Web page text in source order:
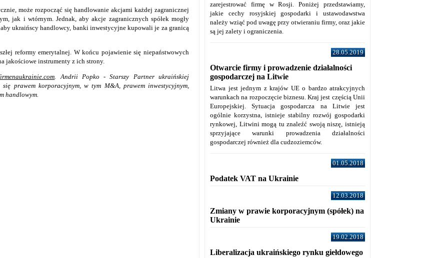
może rozpocząć się handlowanie akcjami każdej zagranicznej
jak i wtórnym. Jednak, aby akcje zagranicznych spółek mogły
ukraińscy handlowcy, banki inwestycyjne kupowali je za granicą
reformy emerytalnej. W końcu pojawienie się niepaństwowych
jakościowe instrumenty z ich strony.
. Andrii Popko - Starszy Partner ukraińskiej
prawem korporacyjnym, w tym M&A, prawem inwestycyjnym,
handlowym.
zarejestrować firmę w Rosji. Poniżej przedstawiamy,
jakie cechy rosyjskiej gospodarki i ustawodawstwa
należy wziąć pod uwagę przy otwieraniu firmy, oraz jakie
są jej zalety i ograniczenia.
28.05.2019
Otwarcie firmy i prowadzenie działalności
gospodarczej na Litwie
Litwa jest jednym z krajów UE o bardzo atrakcyjnych
warunkach na rozpoczęcie biznesu. Kraj jest częścią Unii
Europejskiej. Sytuacja gospodarcza na Litwie jest
ogólnie korzystna, istnieje stabilny rozwój gospodarki
rynkowej, Litwini mogą tu znaleźć swoją niszę, istnieją
sprzyjające warunki prowadzenia działalności
gospodarczej również dla cudzoziemców.
01.05.2018
Podatek VAT na Ukrainie
12.03.2018
Zmiany w prawie korporacyjnym (spółek) na
Ukrainie
19.02.2018
Liberalizacja ukraińskiego rynku giełdowego